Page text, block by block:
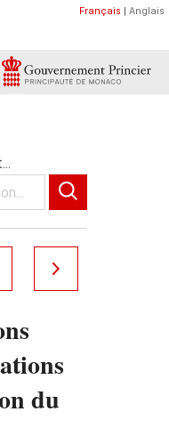
Français | Anglais
du